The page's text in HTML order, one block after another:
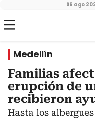
06 ago
Medellín
Familias
erupción de
recibieron
Hasta los